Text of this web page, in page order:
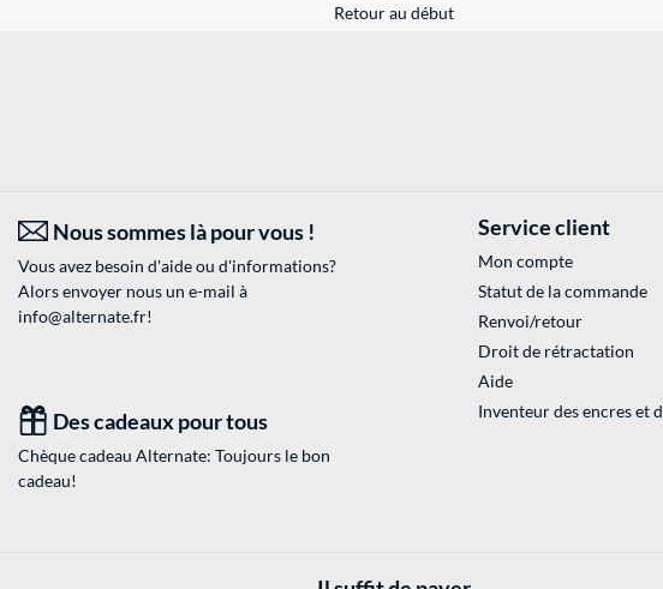
Retour au début
Nous sommes là pour vous !
Vous avez besoin d'aide ou d'informations?
Alors envoyer nous un e-mail à
info@alternate.fr!
Des cadeaux pour tous
Chèque cadeau Alternate: Toujours le bon
cadeau!
Service client
Mon compte
Statut de la commande
Renvoi/retour
Droit de rétractation
Aide
Inventeur des encres et